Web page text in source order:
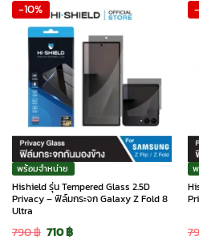
490 ฿.440 ฿.
product
has
multiple
variants.
The
options
may
be
chosen
on
the
product
page
-10%
พร้อมจำหน่าย
Hishield รุ่น Tempered Glass 2.5D
Privacy – ฟิล์มกระจก Galaxy Z Fold 8
Ultra
790฿ Original
710฿Current